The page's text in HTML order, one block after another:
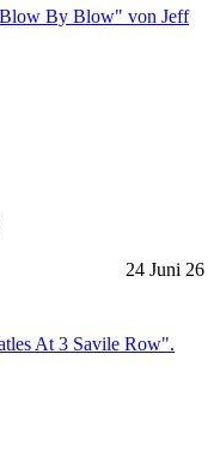
24 Juni 26